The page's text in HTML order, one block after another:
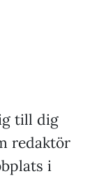
till dig
redaktör
i